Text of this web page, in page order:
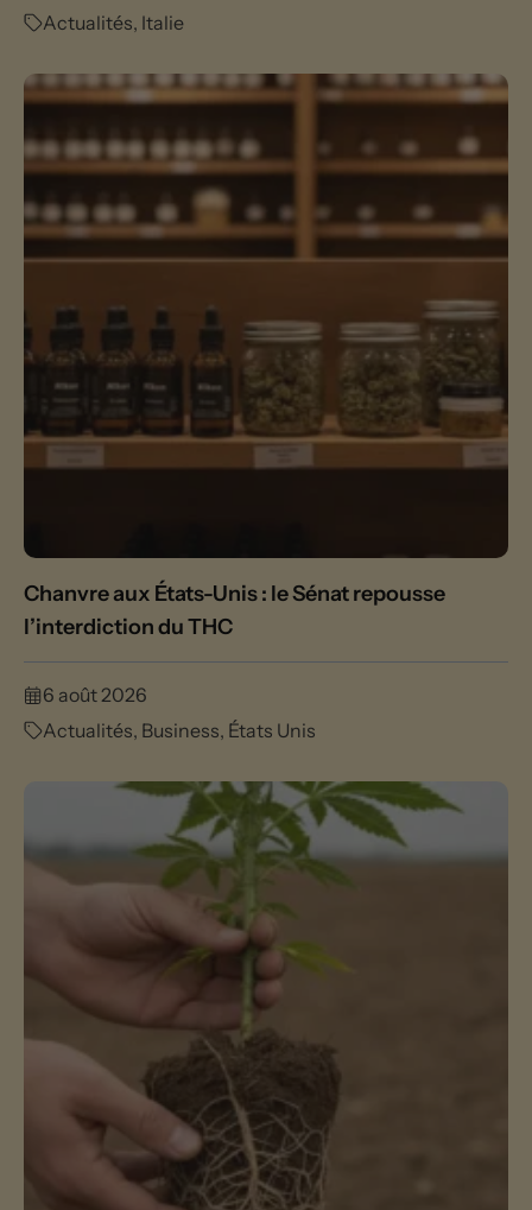
Actualités, Italie
Chanvre aux États-Unis : le Sénat repousse
l’interdiction du THC
6 août 2026
Actualités, Business, États Unis